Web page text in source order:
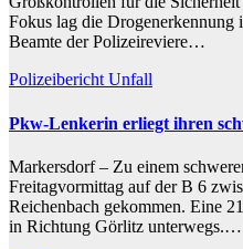
Fokus lag die
Beamte der Polizeireviere…
PolizeiberichtUnfall
Pkw-Lenkerin erliegt ihren
Markersdorf – Zu einem
Freitagvormittag auf der B 6
Reichenbach gekommen. Eine
in Richtung Görlitz unterwegs.…